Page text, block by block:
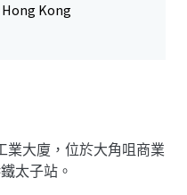
Kong
業大廈，位於大角咀商業
太子站。